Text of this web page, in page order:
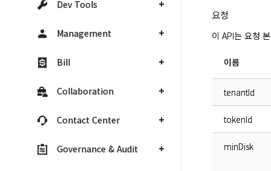
Dev Tools
Management
Bill
Collaboration
Contact Center
Governance & Audit
요청
이 API는 요청
이름
tenantId
tokenId
minDisk